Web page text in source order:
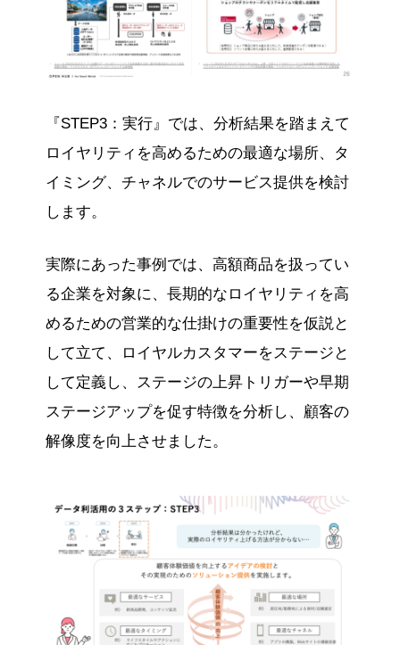
『STEP3：実行』では、分析結果を踏まえて
ロイヤリティを高めるための最適な場所、タ
イミング、チャネルでのサービス提供を検討
します。
実際にあった事例では、高額商品を扱ってい
る企業を対象に、長期的なロイヤリティを高
めるための営業的な仕掛けの重要性を仮説と
して立て、ロイヤルカスタマーをステージと
して定義し、ステージの上昇トリガーや早期
ステージアップを促す特徴を分析し、顧客の
解像度を向上させました。